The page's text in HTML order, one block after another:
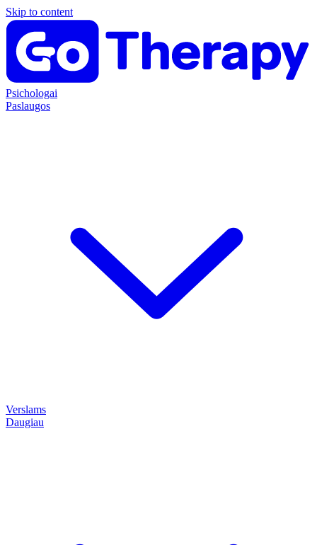
Skip to content
Psichologai
Paslaugos
Verslams
Daugiau